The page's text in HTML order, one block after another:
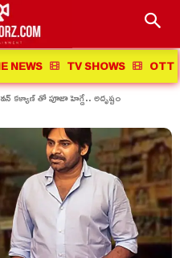
NEWS TV SHOWS OTT
కళ్యాణ్ తో పూజా హెగ్డే.. అదృష్టం